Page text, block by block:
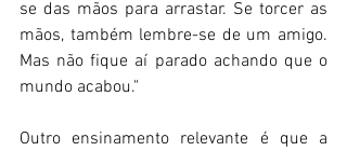
se das mãos para arrastar. Se torcer as
mãos, também lembre-se de um amigo.
Mas não fique aí parado achando que o
mundo acabou."
Outro ensinamento relevante é que a